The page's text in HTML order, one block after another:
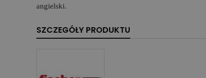
angielski.
SZCZEGÓŁY PRODUKTU